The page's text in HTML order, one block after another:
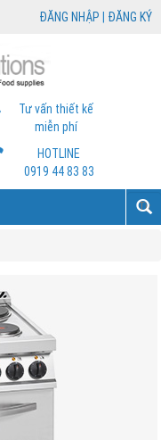
ĐĂNG NHẬP | ĐĂNG KÝ
Tư vấn thiết kế
miễn phí
HOTLINE
0919 44 83 83